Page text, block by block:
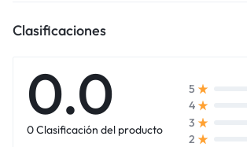
Clasificaciones
0.0
0 Clasificación del producto
5
4
3
2